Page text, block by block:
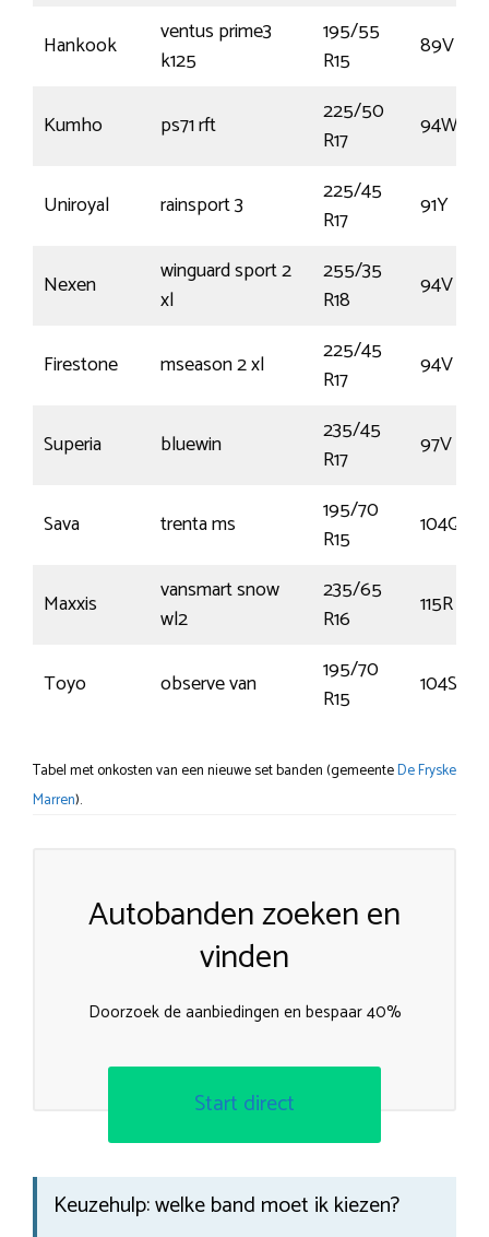
Hankook
ventus prime3
k125
195/55
R15
89V
Kumho ps71 rft
225/50
R17
94W
Uniroyal rainsport 3
225/45
R17
91Y
Nexen
winguard sport 2
xl
255/35
R18
94V
Firestone mseason 2 xl
225/45
R17
94V
Superia bluewin
235/45
R17
97V
Sava trenta ms
195/70
R15
104Q
Maxxis
vansmart snow
wl2
235/65
R16
115R
Toyo observe van
195/70
R15
104S
Tabel met onkosten van een nieuwe set banden (gemeenteDe Fryske
Marren).
Autobanden zoeken en
vinden
Doorzoek de aanbiedingen en bespaar 40%
Start direct
Keuzehulp: welke band moet ik kiezen?